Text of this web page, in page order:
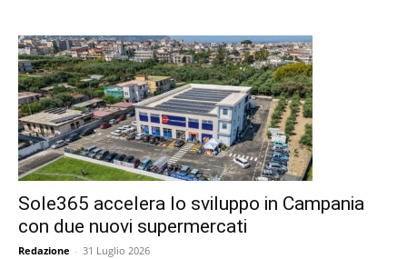
Sole365 accelera lo sviluppo in Campania
con due nuovi supermercati
Redazione - 31 Luglio 2026